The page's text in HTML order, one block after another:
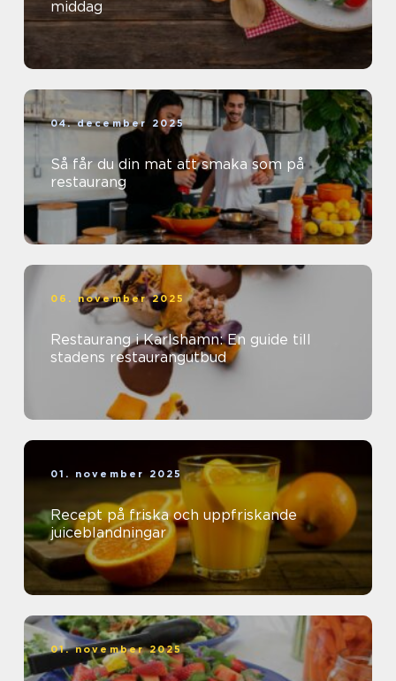
middag
04. december 2025
Så får du din mat att smaka som på
restaurang
06. november 2025
Restaurang i Karlshamn: En guide till
stadens restaurangutbud
01. november 2025
Recept på friska och uppfriskande
juiceblandningar
01. november 2025